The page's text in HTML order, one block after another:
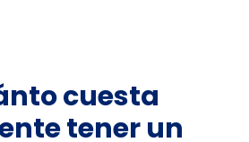
cuesta
tener un